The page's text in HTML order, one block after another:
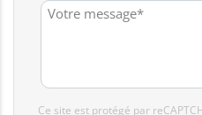
Ce site est protégé par